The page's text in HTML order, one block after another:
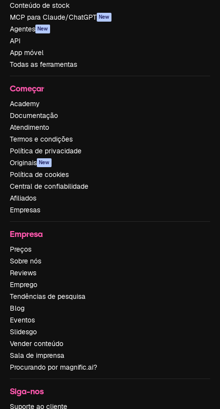
Conteúdo de stock
MCP para Claude/ChatGPT New
Agentes New
API
App móvel
Todas as ferramentas
Começar
Academy
Documentação
Atendimento
Termos e condições
Política de privacidade
Originais New
Política de cookies
Central de confiabilidade
Afiliados
Empresas
Empresa
Preços
Sobre nós
Reviews
Emprego
Tendências de pesquisa
Blog
Eventos
Slidesgo
Vender conteúdo
Sala de imprensa
Procurando por magnific.ai?
Siga-nos
Suporte ao cliente